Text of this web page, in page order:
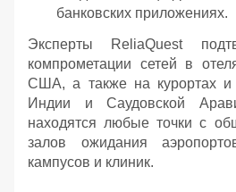
банковских приложениях.
Эксперты ReliaQuest
компрометации сетей в
США, а также на курортах и
Индии и Саудовской
находятся любые точки с
залов ожидания
кампусов и клиник.